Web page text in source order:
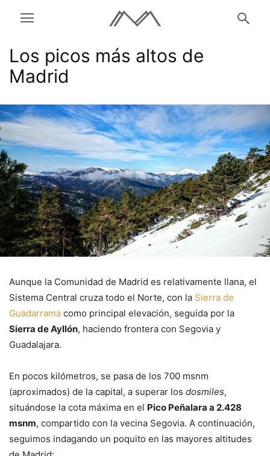
Los picos más altos de
Madrid
Aunque la Comunidad de Madrid es relativamente llana, el
Sistema Central cruza todo el Norte, con la Sierra de
Guadarrama como principal elevación, seguida por la
Sierra de Ayllón, haciendo frontera con Segovia y
Guadalajara.
En pocos kilómetros, se pasa de los 700 msnm
(aproximados) de la capital, a superar los dosmiles,
situándose la cota máxima en el Pico Peñalara a 2.428
msnm, compartido con la vecina Segovia. A continuación,
seguimos indagando un poquito en las mayores altitudes